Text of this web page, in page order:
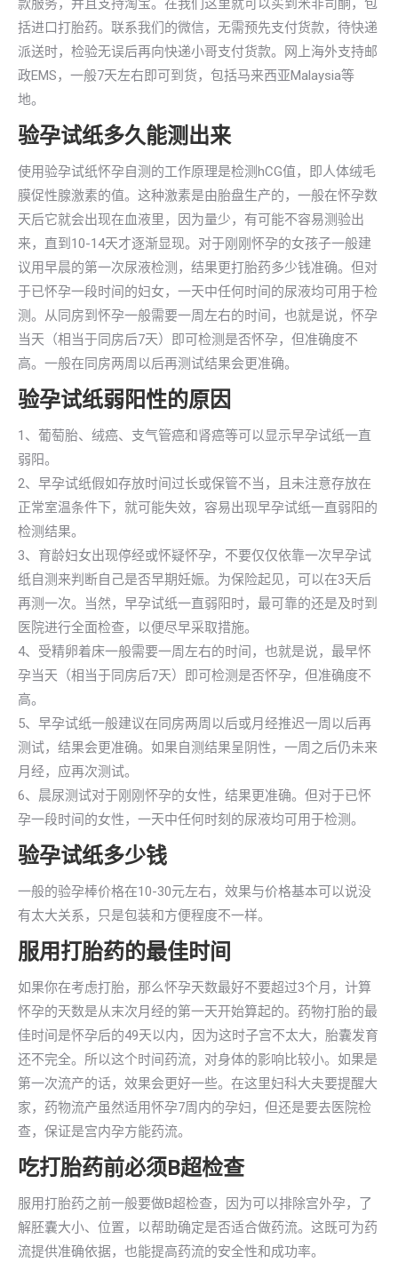
款服务，并且支持淘宝。在我们这里就可以买到米非司酮，包
括进口打胎药。联系我们的微信，无需预先支付货款，待快递
派送时，检验无误后再向快递小哥支付货款。网上海外支持邮
政EMS，一般7天左右即可到货，包括马来西亚Malaysia等
地。
验孕试纸多久能测出来
使用验孕试纸怀孕自测的工作原理是检测hCG值，即人体绒毛
膜促性腺激素的值。这种激素是由胎盘生产的，一般在怀孕数
天后它就会出现在血液里，因为量少，有可能不容易测验出
来，直到10-14天才逐渐显现。对于刚刚怀孕的女孩子一般建
议用早晨的第一次尿液检测，结果更打胎药多少钱准确。但对
于已怀孕一段时间的妇女，一天中任何时间的尿液均可用于检
测。从同房到怀孕一般需要一周左右的时间，也就是说，怀孕
当天（相当于同房后7天）即可检测是否怀孕，但准确度不
高。一般在同房两周以后再测试结果会更准确。
验孕试纸弱阳性的原因
1、葡萄胎、绒癌、支气管癌和肾癌等可以显示早孕试纸一直
弱阳。
2、早孕试纸假如存放时间过长或保管不当，且未注意存放在
正常室温条件下，就可能失效，容易出现早孕试纸一直弱阳的
检测结果。
3、育龄妇女出现停经或怀疑怀孕，不要仅仅依靠一次早孕试
纸自测来判断自己是否早期妊娠。为保险起见，可以在3天后
再测一次。当然，早孕试纸一直弱阳时，最可靠的还是及时到
医院进行全面检查，以便尽早采取措施。
4、受精卵着床一般需要一周左右的时间，也就是说，最早怀
孕当天（相当于同房后7天）即可检测是否怀孕，但准确度不
高。
5、早孕试纸一般建议在同房两周以后或月经推迟一周以后再
测试，结果会更准确。如果自测结果呈阴性，一周之后仍未来
月经，应再次测试。
6、晨尿测试对于刚刚怀孕的女性，结果更准确。但对于已怀
孕一段时间的女性，一天中任何时刻的尿液均可用于检测。
验孕试纸多少钱
一般的验孕棒价格在10-30元左右，效果与价格基本可以说没
有太大关系，只是包装和方便程度不一样。
服用打胎药的最佳时间
如果你在考虑打胎，那么怀孕天数最好不要超过3个月，计算
怀孕的天数是从末次月经的第一天开始算起的。药物打胎的最
佳时间是怀孕后的49天以内，因为这时子宫不太大，胎囊发育
还不完全。所以这个时间药流，对身体的影响比较小。如果是
第一次流产的话，效果会更好一些。在这里妇科大夫要提醒大
家，药物流产虽然适用怀孕7周内的孕妇，但还是要去医院检
查，保证是宫内孕方能药流。
吃打胎药前必须B超检查
服用打胎药之前一般要做B超检查，因为可以排除宫外孕，了
解胚囊大小、位置，以帮助确定是否适合做药流。这既可为药
流提供准确依据，也能提高药流的安全性和成功率。